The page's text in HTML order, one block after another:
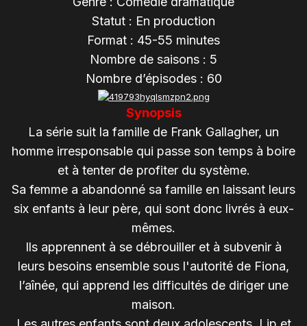
Statut : En production
Format : 45-55 minutes
Nombre de saisons : 5
Nombre d’épisodes : 60
Synopsis
La série suit la famille de Frank Gallagher, un
homme irresponsable qui passe son temps à boire
et à tenter de profiter du système.
Sa femme a abandonné sa famille en laissant leurs
six enfants à leur père, qui sont donc livrés à eux-
mêmes.
Ils apprennent à se débrouiller et à subvenir à
leurs besoins ensemble sous l'autorité de Fiona,
l’aînée, qui apprend les difficultés de diriger une
maison.